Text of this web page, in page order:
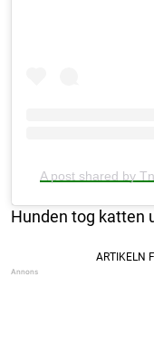
A post shared by
Hunden tog katten